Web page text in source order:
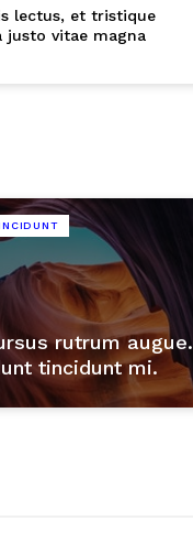
lectus, et tristique
justo vitae magna
rutrum augue.
tincidunt mi.